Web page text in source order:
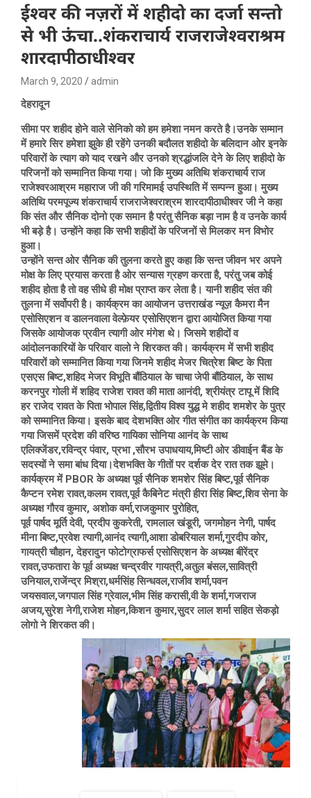
ईश्वर की नज़रों में शहीदो का दर्जा सन्तो
से भी ऊंचा..शंकराचार्य राजराजेश्वराश्रम
शारदापीठाधीश्वर
March 9, 2020 admin
देहरादून
सीमा पर शहीद होने वाले सेनिको को हम हमेशा नमन करते है।उनके सम्मान
में हमारे सिर हमेशा झुके ही रहेंगे उनकी बदौलत शहीदो के बलिदान ओर इनके
परिवारों के त्याग को याद रखने और उनको श्रद्धांजलि देने के लिए शहीदो के
परिजनों को सम्मानित किया गया। जो कि मुख्य अतिथि शंकराचार्य राज
राजेश्वरआश्रम महाराज जी की गरिमामई उपस्थिति में सम्पन्न हुआ। मुख्य
अतिथि परमपूज्य शंकराचार्य राजराजेश्वराश्रम शारदापीठाधीश्वर जी ने कहा
कि संत और सैनिक दोनो एक समान है परंतु सैनिक बड़ा नाम है व उनके कार्य
भी बड़े है। उन्होंने कहा कि सभी शहीदों के परिजनों से मिलकर मन विभोर
हुआ।
उन्होंने सन्त ओर सैनिक की तुलना करते हुए कहा कि सन्त जीवन भर अपने
मोक्ष के लिए प्रयास करता है ओर सन्यास ग्रहण करता है, परंतु जब कोई
शहीद होता है तो वह सीधे ही मोक्ष प्राप्त कर लेता है। यानी शहीद संत की
तुलना में सर्वोपरी है। कार्यक्रम का आयोजन उत्तराखंड न्यूज़ कैमरा मैन
एसोसिएशन व डालनवाला वेल्फ़ेयर एसोसिएशन द्वारा आयोजित किया गया
जिसके आयोजक प्रवीन त्यागी ओर मंगेश थे। जिसमे शहीदों व
आंदोलनकारियों के परिवार वालो ने शिरकत की। कार्यक्रम में सभी शहीद
परिवारों को सम्मानित किया गया जिनमे शहीद मेजर चित्रेश बिष्ट के पिता
एसएस बिष्ट,शहिद मेजर विभूति बौंठियाल के चाचा जेपी बौंठियाल, के साथ
करनपुर गोली में शहिद राजेश रावत की माता आनंदी, श्रीयंत्र टापू में शिदि
हर राजेद रावत के पिता भोपाल सिंह,द्वितीय विश्व युद्ध मे शहीद शमशेर के पुत्र
को सम्मानित किया। इसके बाद देशभक्ति ओर गीत संगीत का कार्यक्रम किया
गया जिसमें प्रदेश की वरिष्ठ गायिका सोनिया आनंद के साथ
एलिक्जेंडर,रविन्द्र पंवार, प्रभा ,सौरभ उपाधयाय,मिष्टी ओर डीवाईन बैंड के
सदस्यों ने समा बांध दिया।देशभक्ति के गीतों पर दर्शक देर रात तक झूमे।
कार्यक्रम में PBOR के अध्यक्ष पूर्व सैनिक शमशेर सिंह बिष्ट,पूर्व सैनिक
कैप्टन रमेश रावत,कलम रावत,पूर्व कैबिनेट मंत्री हीरा सिंह बिष्ट,शिव सेना के
अध्यक्ष गौरव कुमार, अशोक वर्मा,राजकुमार पुरोहित,
पूर्व पार्षद मूर्ति देवी, प्रदीप कुकरेती, रामलाल खंडूरी, जगमोहन नेगी, पार्षद
मीना बिष्ट,प्रवेश त्यागी,आनंद त्यागी,आशा डोबरियाल शर्मा,गुरदीप कोर,
गायत्री चौहान, देहरादुन फोटोग्राफर्स एसोसिएशन के अध्यक्ष बीरेंद्र
रावत,उफतारा के पूर्व अध्यक्ष चन्द्रवीर गायत्री,अतुल बंसल,सावित्री
उनियाल,राजेंन्द्र मिश्रा,धर्मसिंह सिन्धवल,राजीव शर्मा,पवन
जयसवाल,जगपाल सिंह ग्रेवाल,भीम सिंह करासी,वी के शर्मा,गजराज
अजय,सुरेश नेगी,राजेश मोहन,किशन कुमार,सुदर लाल शर्मा सहित सेकड़ो
लोगो ने शिरकत की।